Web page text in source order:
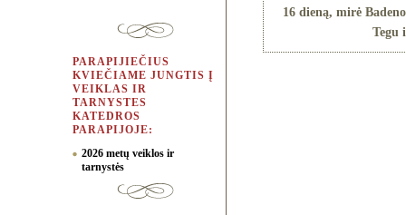
PARAPIJIEČIUS
KVIEČIAME JUNGTIS Į
VEIKLAS IR
TARNYSTES
KATEDROS
PARAPIJOJE:
2026 metų veiklos ir
tarnystės
16 dieną, mirė
Tegu